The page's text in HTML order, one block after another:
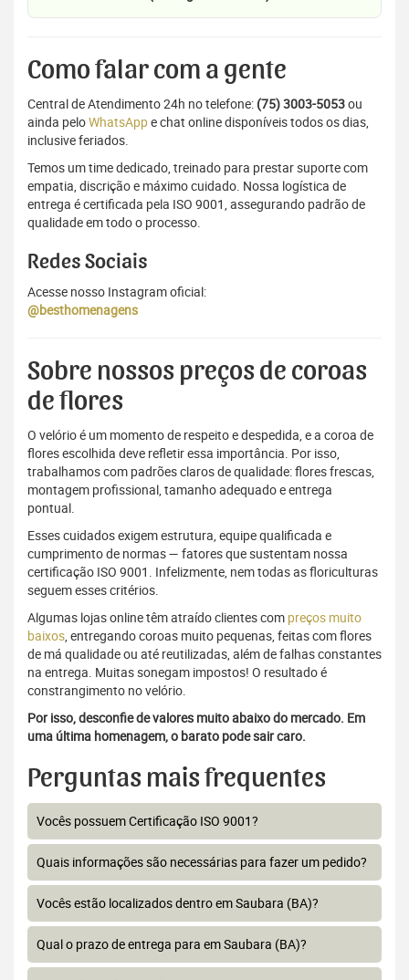
Como falar com a gente
Central de Atendimento 24h no telefone: (75) 3003-5053ou
ainda peloWhatsAppe chat online disponíveis todos os dias,
inclusive feriados.
Temos um time dedicado, treinado para prestar suporte com
empatia, discrição e máximo cuidado. Nossa logística de
entrega é certificada pela ISO 9001, assegurando padrão de
qualidade em todo o processo.
Redes Sociais
Acesse nosso Instagram oficial:
@besthomenagens
Sobre nossos preços de coroas
de flores
O velório é um momento de respeito e despedida, e a coroa de
flores escolhida deve refletir essa importância. Por isso,
trabalhamos com padrões claros de qualidade: flores frescas,
montagem profissional, tamanho adequado e entrega
pontual.
Esses cuidados exigem estrutura, equipe qualificada e
cumprimento de normas — fatores que sustentam nossa
certificação ISO 9001. Infelizmente, nem todas as floriculturas
seguem esses critérios.
Algumas lojas online têm atraído clientes com preços muito
baixos, entregando coroas muito pequenas, feitas com flores
de má qualidade ou até reutilizadas, além de falhas constantes
na entrega. Muitas sonegam impostos! O resultado é
constrangimento no velório.
Por isso, desconfie de valores muito abaixo do mercado. Em
uma última homenagem, o barato pode sair caro.
Perguntas mais frequentes
Vocês possuem Certificação ISO 9001?
Quais informações são necessárias para fazer um pedido?
Vocês estão localizados dentro em Saubara (BA)?
Qual o prazo de entrega para em Saubara (BA)?